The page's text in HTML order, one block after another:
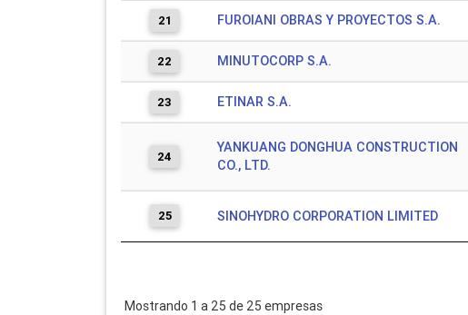
21 FUROIANI OBRAS Y PROYECTOS S.A.
22 MINUTOCORP S.A.
23 ETINAR S.A.
24
YANKUANG DONGHUA CONSTRUCTION
CO., LTD.
25 SINOHYDRO CORPORATION LIMITED
Mostrando 1 a 25 de 25 empresas